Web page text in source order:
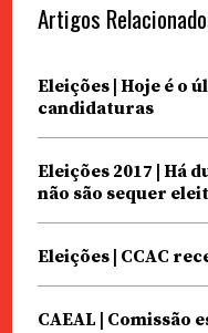
Artigos
Eleições | Hoje é o
candidaturas
Eleições 2017 | Há
não são sequer
Eleições | CCAC
CAEAL | Comissão